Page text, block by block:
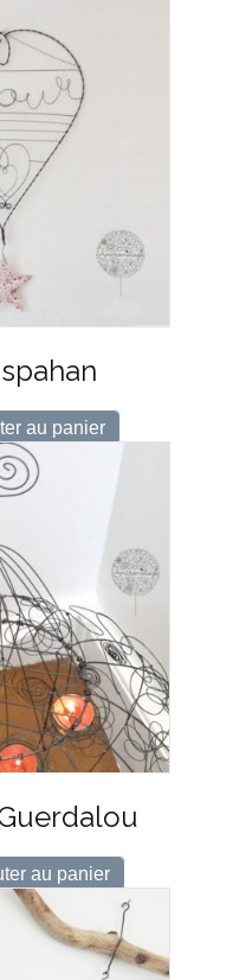
au panier
au panier